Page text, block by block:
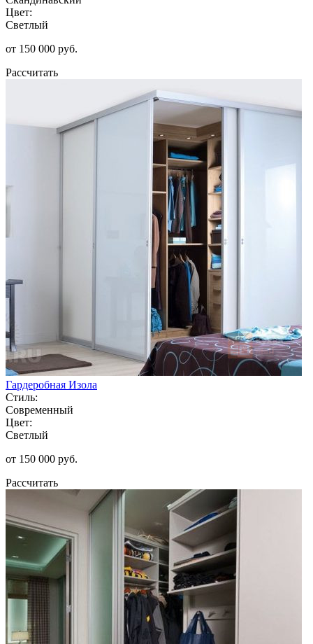
Цвет:
Светлый
от 150 000 руб.
Рассчитать
Гардеробная Изола
Стиль:
Современный
Цвет:
Светлый
от 150 000 руб.
Рассчитать